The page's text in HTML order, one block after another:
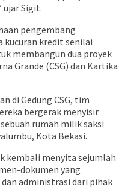
ujar Sigit.
pengembang
kucuran kredit senilai
membangun dua proyek
Grande (CSG) dan Kartika
di Gedung CSG, tim
bergerak menyisir
rumah milik saksi
Kota Bekasi.
kembali menyita sejumlah
dokumen yang
administrasi dari pihak